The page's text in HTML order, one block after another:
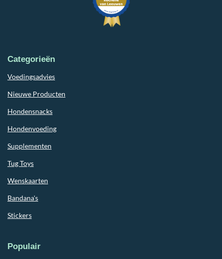
Categorieën
Voedingsadvies
Nieuwe Producten
Hondensnacks
Hondenvoeding
Supplementen
Tug Toys
Wenskaarten
Bandana's
Stickers
Populair